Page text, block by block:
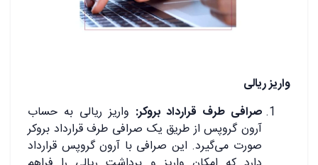
واریز ریالی
صرافی طرف قرارداد بروکر: واریز ریالی به حساب
آرون گروپس از طریق یک صرافی طرف قرارداد بروکر
صورت می‌گیرد. این صرافی با آرون گروپس قرارداد